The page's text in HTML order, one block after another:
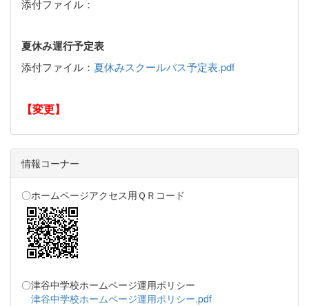
添付ファイル：
夏休み運行予定表
添付ファイル： 夏休みスクールバス予定表.pdf
【変更】
情報コーナー
〇ホームページアクセス用ＱＲコード
〇津谷中学校ホームページ運用ポリシー
津谷中学校ホームページ運用ポリシー.pdf